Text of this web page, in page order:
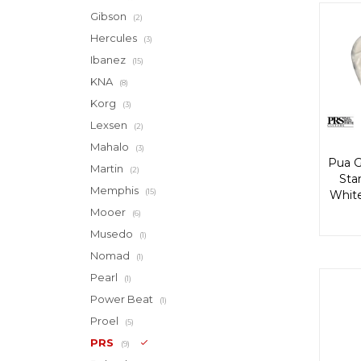
Pua
Gibson (2)
Hercules (3)
Ibanez (15)
KNA (8)
Korg (3)
Lexsen (2)
Mahalo (3)
Martin (2)
Memphis (15)
Mooer (6)
Musedo (1)
Nomad (1)
Pearl (1)
Power Beat (1)
Proel (5)
PRS (9)